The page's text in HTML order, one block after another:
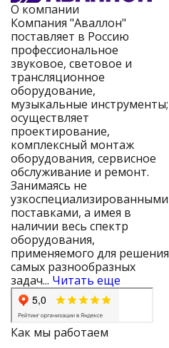
О компании
Компания "Аваллон"
поставляет в Россию
профессиональное
звуковое, световое и
трансляционное
оборудование,
музыкальные инструменты;
осуществляет
проектирование,
комплексный монтаж
оборудования, сервисное
обслуживание и ремонт.
Занимаясь не
узкоспециализированными
поставками, а имея в
наличии весь спектр
оборудования,
применяемого для решения
самых разнообразных
задач... Читать еще
Как мы работаем